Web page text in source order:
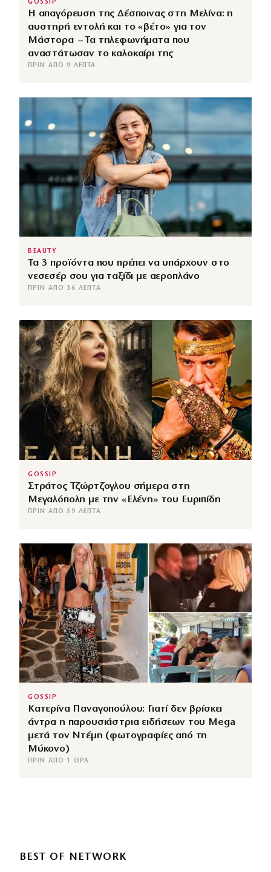
GOSSIP
Η απαγόρευση της Δέσποινας στη Μελίνα: η
αυστηρή εντολή και το «βέτο» για τον
Μάστορα – Τα τηλεφωνήματα που
αναστάτωσαν το καλοκαίρι της
ΠΡΙΝ ΑΠΌ 9 ΛΕΠΤΆ
BEAUTY
Τα 3 προϊόντα που πρέπει να υπάρχουν στο
νεσεσέρ σου για ταξίδι με αεροπλάνο
ΠΡΙΝ ΑΠΌ 36 ΛΕΠΤΆ
GOSSIP
Στράτος Τζώρτζογλου σήμερα στη
Μεγαλόπολη με την «Ελένη» του Ευριπίδη
ΠΡΙΝ ΑΠΌ 59 ΛΕΠΤΆ
GOSSIP
Κατερίνα Παναγοπούλου: Γιατί δεν βρίσκει
άντρα η παρουσιάστρια ειδήσεων του Mega
μετά τον Ντέμη (φωτογραφίες από τη
Μύκονο)
ΠΡΙΝ ΑΠΌ 1 ΏΡΑ
BEST OF NETWORK